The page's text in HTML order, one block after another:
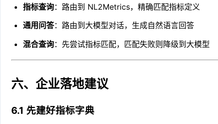
指标查询：路由到 NL2Metrics，精确匹配指标定义
通用问答：路由到大模型对话，生成自然语言回答
混合查询：先尝试指标匹配，匹配失败则降级到大模型
六、企业落地建议
6.1 先建好指标字典